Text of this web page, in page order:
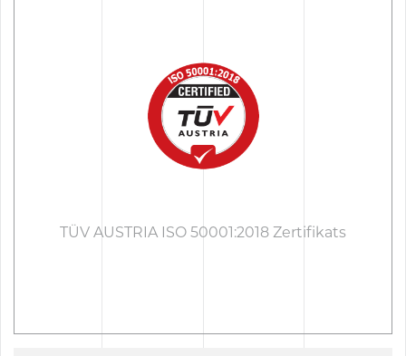
TÜV AUSTRIA ISO 50001:2018 Zertifikats